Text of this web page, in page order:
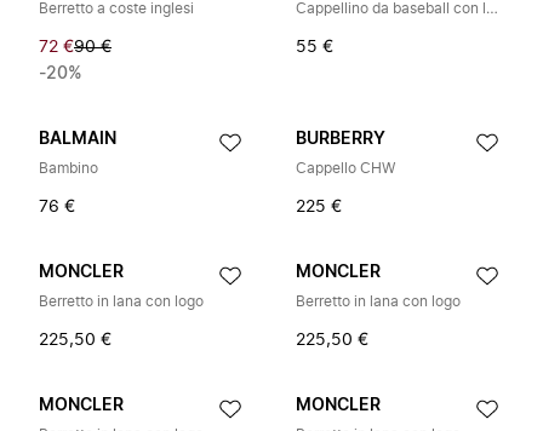
Berretto a coste inglesi
72 €90 €
-20%
Cappellino da baseball con logo
55 €
BALMAIN
Bambino
76 €
BURBERRY
Cappello CHW
225 €
MONCLER
Berretto in lana con logo
225,50 €
MONCLER
Berretto in lana con logo
225,50 €
MONCLER MONCLER